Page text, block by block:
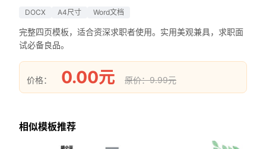
DOCX A4尺寸 Word文档
完整四页模板，适合资深求职者使用。实用美观兼具，求职面
试必备良品。
价格： 0.00元 原价：9.99元
相似模板推荐